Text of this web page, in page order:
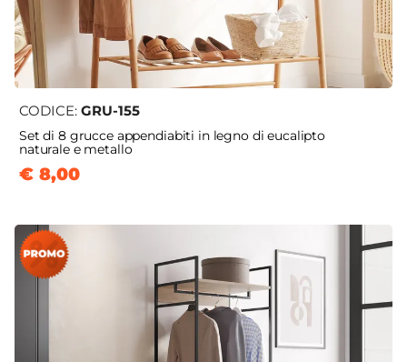
CODICE: GRU-155
Set di 8 grucce appendiabiti in legno di eucalipto
naturale e metallo
€ 8,00